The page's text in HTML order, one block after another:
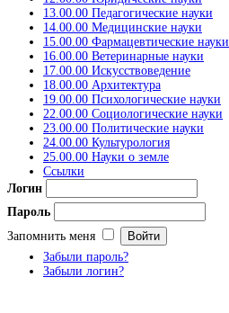
13.00.00 Педагогические науки
14.00.00 Медицинские науки
15.00.00 Фармацевтические науки
16.00.00 Ветеринарные науки
17.00.00 Искусствоведение
18.00.00 Архитектура
19.00.00 Психологические науки
22.00.00 Социологические науки
23.00.00 Политические науки
24.00.00 Культурология
25.00.00 Науки о земле
Ссылки
Логин
Пароль
Запомнить меня
Забыли пароль?
Забыли логин?